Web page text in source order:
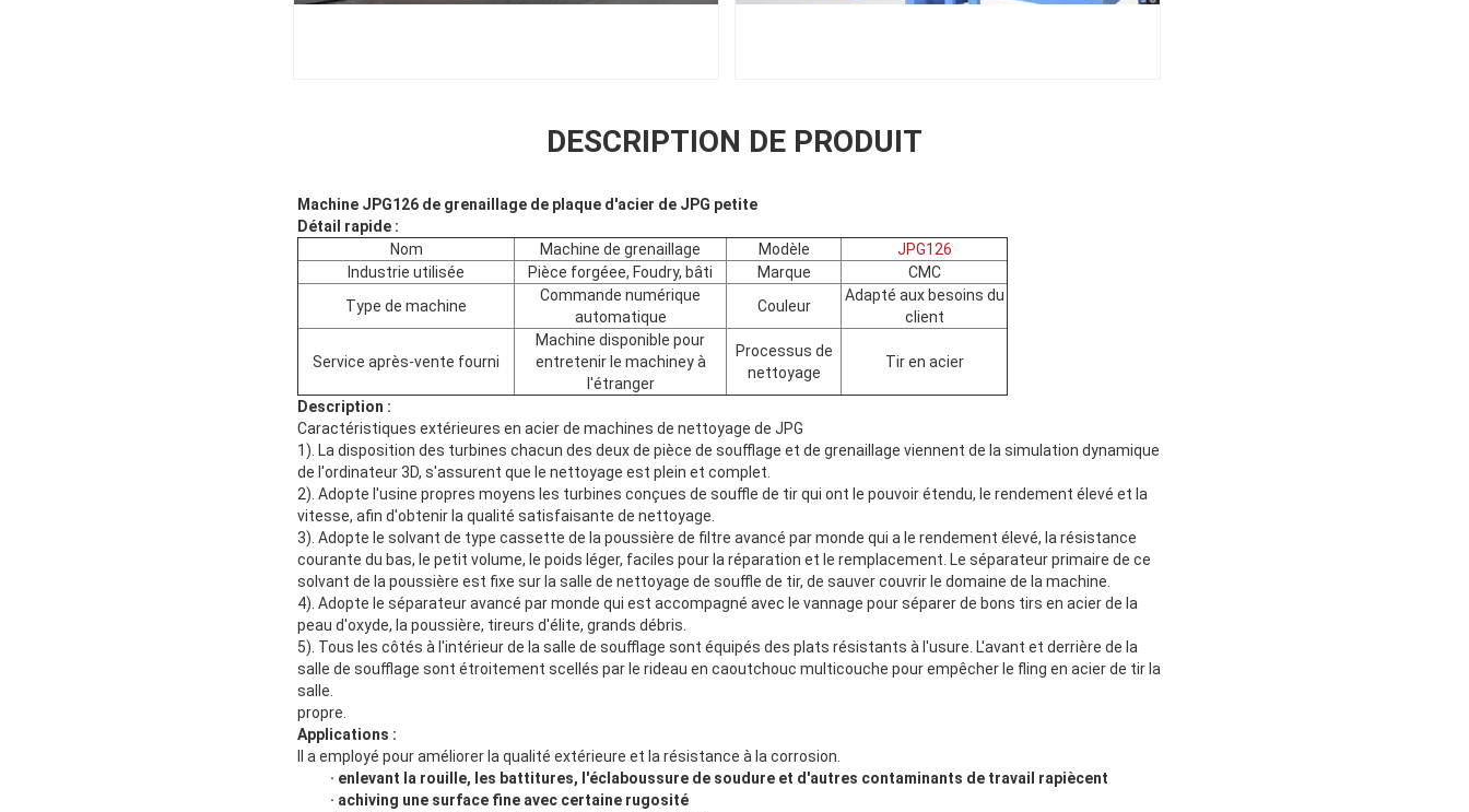
DESCRIPTION DE PRODUIT
Machine JPG126 de grenaillage de plaque d'acier de JPG petite
Détail rapide :
Nom
Machine de grenaillage Modèle
JPG126
Industrie utilisée
Pièce forgéee, Foudry, bâti Marque
CMC
Type de machine
Commande numérique
automatique
Couleur
Adapté aux besoins du
client
Service après-vente fourni
Machine disponible pour
entretenir le machiney à
l'étranger
Processus de
nettoyage
Tir en acier
Description :
Caractéristiques extérieures en acier de machines de nettoyage de JPG
1). La disposition des turbines chacun des deux de pièce de soufflage et de grenaillage viennent de la simulation dynamique
de l'ordinateur 3D, s'assurent que le nettoyage est plein et complet.
2). Adopte l'usine propres moyens les turbines conçues de souffle de tir qui ont le pouvoir étendu, le rendement élevé et la
vitesse, afin d'obtenir la qualité satisfaisante de nettoyage.
3). Adopte le solvant de type cassette de la poussière de filtre avancé par monde qui a le rendement élevé, la résistance
courante du bas, le petit volume, le poids léger, faciles pour la réparation et le remplacement. Le séparateur primaire de ce
solvant de la poussière est fixe sur la salle de nettoyage de souffle de tir, de sauver couvrir le domaine de la machine.
4). Adopte le séparateur avancé par monde qui est accompagné avec le vannage pour séparer de bons tirs en acier de la
peau d'oxyde, la poussière, tireurs d'élite, grands débris.
5). Tous les côtés à l'intérieur de la salle de soufflage sont équipés des plats résistants à l'usure. L'avant et derrière de la
salle de soufflage sont étroitement scellés par le rideau en caoutchouc multicouche pour empêcher le fling en acier de tir la
salle.
propre.
Applications :
Il a employé pour améliorer la qualité extérieure et la résistance à la corrosion.
· enlevant la rouille, les battitures, l'éclaboussure de soudure et d'autres contaminants de travail rapiècent
· achiving une surface fine avec certaine rugosité